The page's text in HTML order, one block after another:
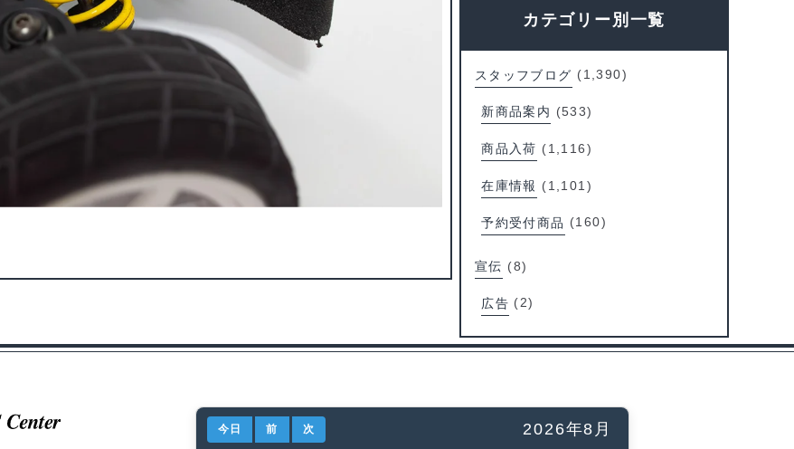
カテゴリー別一覧
スタッフブログ (1,390)
新商品案内 (533)
商品入荷 (1,116)
在庫情報 (1,101)
予約受付商品 (160)
宣伝 (8)
広告 (2)
今日 前 次 2026年8月